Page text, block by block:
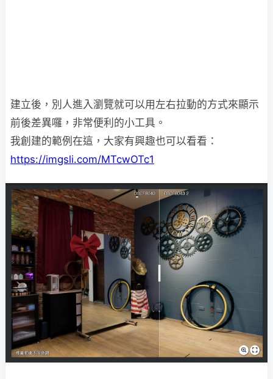
建立後，別人進入瀏覽就可以用左右拉動的方式來顯示
前後差異囉，非常便利的小工具。
我創建的範例在這，大家有興趣也可以看看：
https://imgsli.com/MTcwOTc1